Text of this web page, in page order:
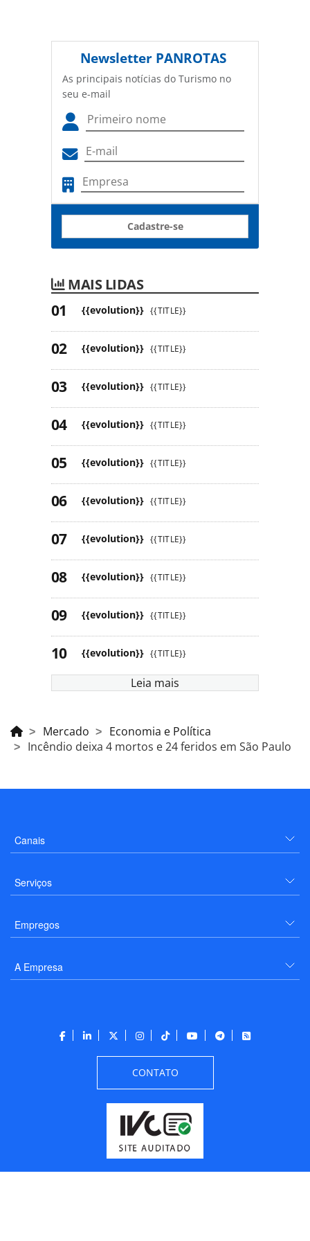
Newsletter PANROTAS
As principais notícias do Turismo no
seu e-mail
Cadastre-se
MAIS LIDAS
{{evolution}} {{TITLE}}
{{evolution}} {{TITLE}}
{{evolution}} {{TITLE}}
{{evolution}} {{TITLE}}
{{evolution}} {{TITLE}}
{{evolution}} {{TITLE}}
{{evolution}} {{TITLE}}
{{evolution}} {{TITLE}}
{{evolution}} {{TITLE}}
{{evolution}} {{TITLE}}
Leia mais
Mercado
Economia e Política
Incêndio deixa 4 mortos e 24 feridos em São Paulo
Canais
Serviços
Empregos
A Empresa
CONTATO